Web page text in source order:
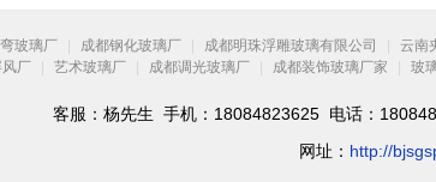
玻璃厂 | 成都钢化玻璃厂 | 成都明珠浮雕玻璃有限公司 | 云南
厂 | 艺术玻璃厂 | 成都调光玻璃厂 | 成都装饰玻璃厂家 | 玻
客服：杨先生 手机：18084823625 电话：
网址： http://